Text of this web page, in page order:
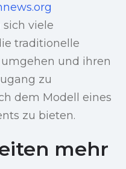
viele
traditionelle
und ihren
zu
dem Modell eines
zu bieten.
mehr